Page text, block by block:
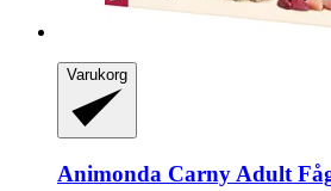
Varukorg
Animonda Carny Adult